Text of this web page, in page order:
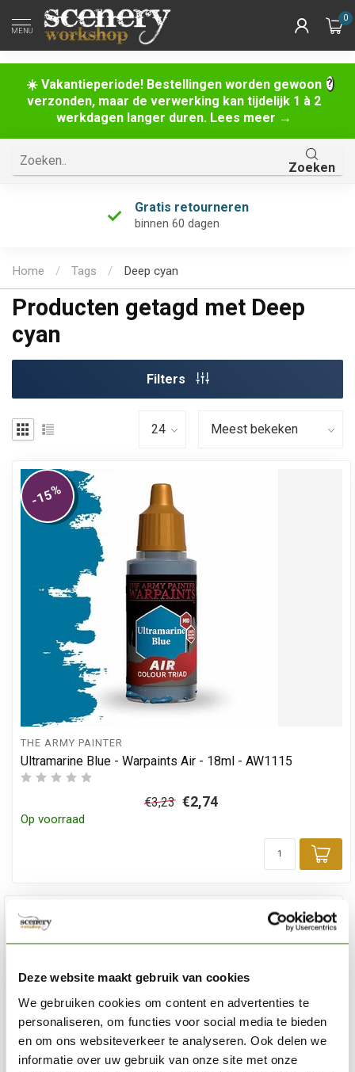
Deze website maakt gebruik van cookies
We gebruiken cookies om content en advertenties te
personaliseren, om functies voor social media te bieden
en om ons websiteverkeer te analyseren. Ook delen we
informatie over uw gebruik van onze site met onze
☀️ Vakantieperiode! Bestellingen worden gewoon
verzonden, maar de verwerking kan tijdelijk 1 à 2
werkdagen langer duren. Lees meer →
MENU
0
Zoeken
Gratis retourneren
binnen 60 dagen
Home / Tags / Deep cyan
Producten getagd met Deep
cyan
Filters
-15%
THE ARMY PAINTER
Ultramarine Blue - Warpaints Air - 18ml - AW1115
€3,23 €2,74
Op voorraad